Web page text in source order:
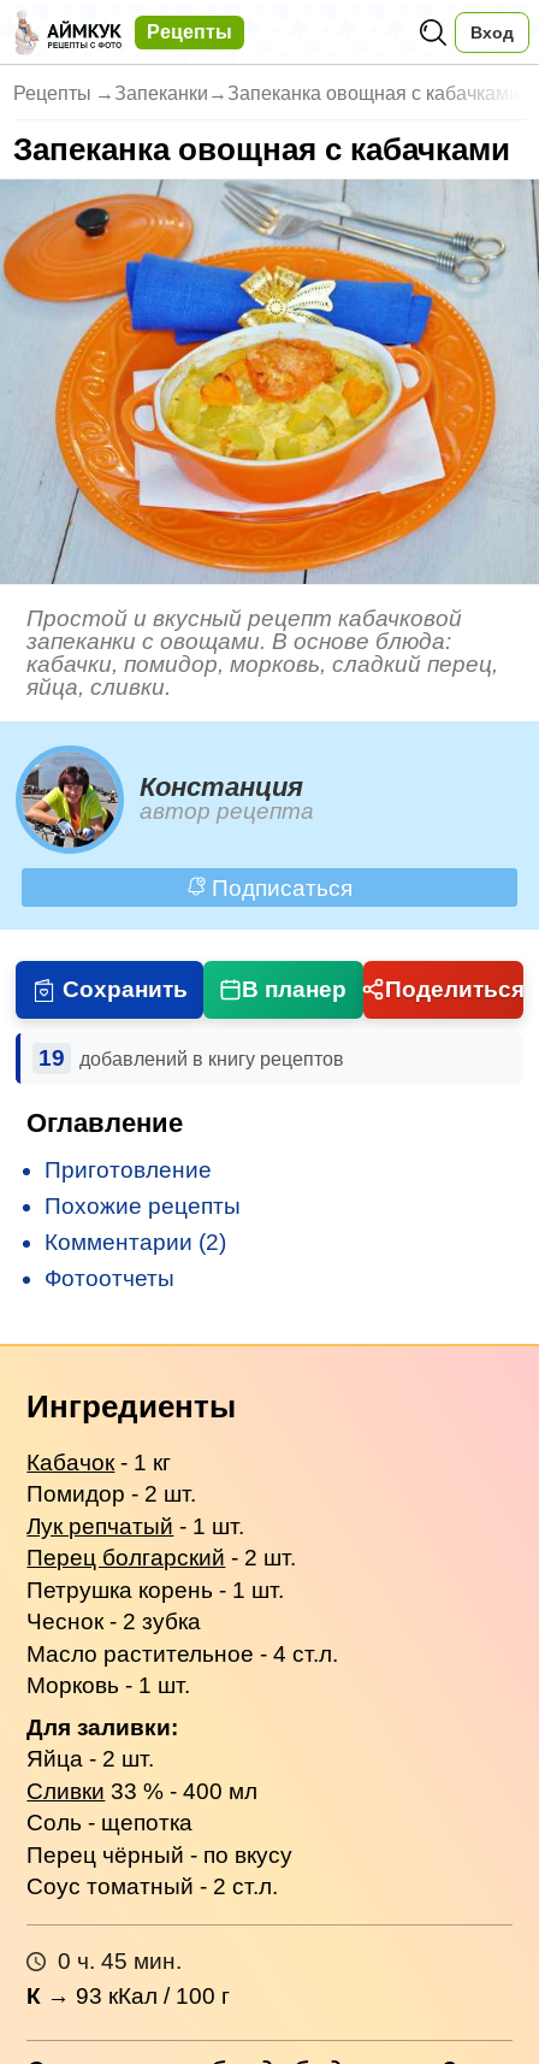
Рецепты Вход
Рецепты → Запеканки → Запеканка овощная с кабачками
Запеканка овощная с кабачками
Простой и вкусный рецепт кабачковой
запеканки с овощами. В основе блюда:
кабачки, помидор, морковь, сладкий перец,
яйца, сливки.
Констанция
автор рецепта
Подписаться
Сохранить В планер Поделиться
19 добавлений в книгу рецептов
Оглавление
Приготовление
Похожие рецепты
Комментарии (2)
Фотоотчеты
Ингредиенты
Кабачок - 1 кг
Помидор - 2 шт.
Лук репчатый - 1 шт.
Перец болгарский - 2 шт.
Петрушка корень - 1 шт.
Чеснок - 2 зубка
Масло растительное - 4 ст.л.
Морковь - 1 шт.
Для заливки:
Яйца - 2 шт.
Сливки 33 % - 400 мл
Соль - щепотка
Перец чёрный - по вкусу
Соус томатный - 2 ст.л.
0 ч. 45 мин.
К → 93 кКал / 100 г